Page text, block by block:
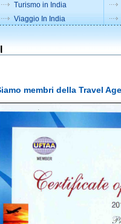
Turismo in India
Viaggio In India
membri della Travel